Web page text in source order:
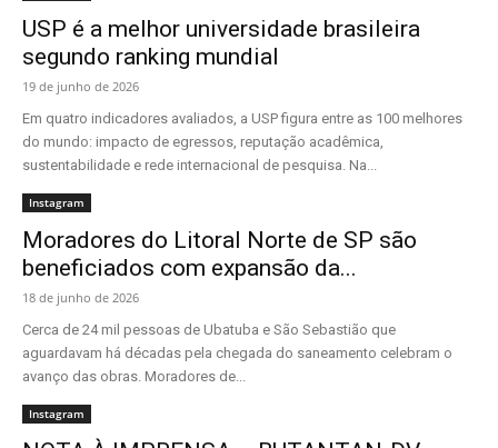
USP é a melhor universidade brasileira
segundo ranking mundial
19 de junho de 2026
Em quatro indicadores avaliados, a USP figura entre as 100 melhores
do mundo: impacto de egressos, reputação acadêmica,
sustentabilidade e rede internacional de pesquisa. Na...
Instagram
Moradores do Litoral Norte de SP são
beneficiados com expansão da...
18 de junho de 2026
Cerca de 24 mil pessoas de Ubatuba e São Sebastião que
aguardavam há décadas pela chegada do saneamento celebram o
avanço das obras. Moradores de...
Instagram